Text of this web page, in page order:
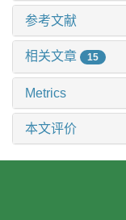
参考文献
相关文章 15
Metrics
本文评价